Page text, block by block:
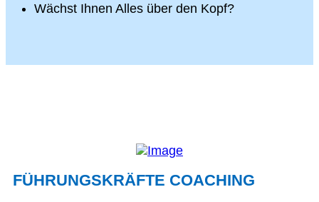
Wächst Ihnen Alles über den Kopf?
FÜHRUNGSKRÄFTE COACHING